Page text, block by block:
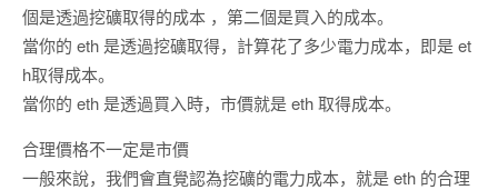
個是透過挖礦取得的成本 ，第二個是買入的成本。
當你的 eth 是透過挖礦取得，計算花了多少電力成本，即是 et
h取得成本。
當你的 eth 是透過買入時，市價就是 eth 取得成本。
合理價格不一定是市價
一般來說，我們會直覺認為挖礦的電力成本，就是 eth 的合理